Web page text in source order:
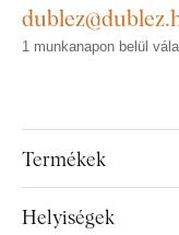
Termékek
Helyiségek
1 munkanapon belül